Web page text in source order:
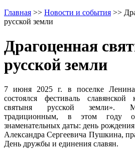
Главная >> Новости и события >>
русской земли
Драгоценная
русской земли
7 июня 2025 г. в поселке Ленина
состоялся фестиваль славянской
святыня русской земли».
традиционным, в этом году
знаменательных даты: день рождения
Александра Сергеевича Пушкина,
День дружбы и единения славян.